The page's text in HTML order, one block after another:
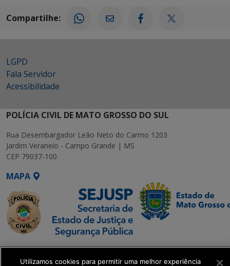
Compartilhe:
LGPD
Fala Servidor
Acessibilidade
POLÍCIA CIVIL DE MATO GROSSO DO SUL
Rua Desembargador Leão Neto do Carmo 1203
Jardim Veraneio - Campo Grande | MS
CEP 79037-100
MAPA
SETDIG | Secretaria-
Executiva de
Utilizamos cookies para permitir uma melhor experiência